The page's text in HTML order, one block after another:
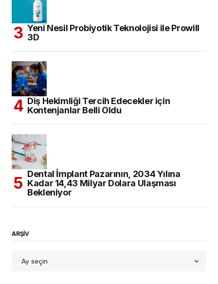
Yeni Nesil Probiyotik Teknolojisi ile Prowill
3D
Diş Hekimliği Tercih Edecekler için
Kontenjanlar Belli Oldu
Dental İmplant Pazarının, 2034 Yılına
Kadar 14,43 Milyar Dolara Ulaşması
Bekleniyor
ARŞİV